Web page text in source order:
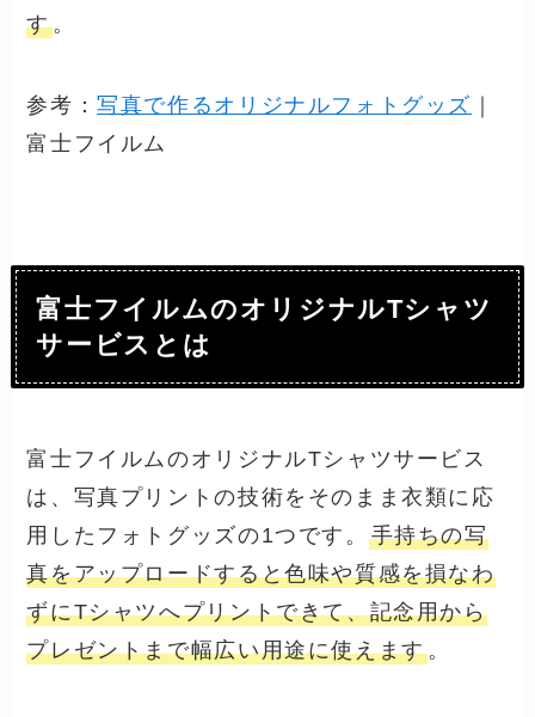
す。
参考：写真で作るオリジナルフォトグッズ
富士フイルム
富士フイルムのオリジナルTシャツ
サービスとは
富士フイルムのオリジナルTシャツサービス
は、写真プリントの技術をそのまま衣類に応
用したフォトグッズの1つです。 手持ちの写
真をアップロードすると色味や質感を損なわ
ずにTシャツへプリントできて、記念用から
プレゼントまで幅広い用途に使えます。